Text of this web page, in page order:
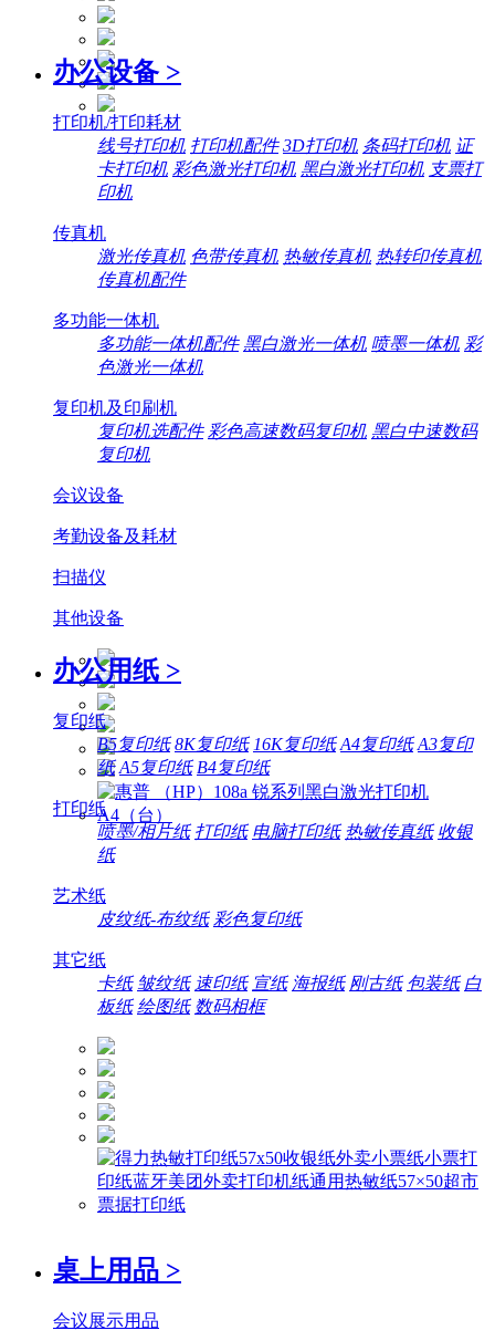
办公设备 >
打印机/打印耗材
线号打印机 打印机配件 3D打印机 条码打印机 证
卡打印机 彩色激光打印机 黑白激光打印机 支票打
印机
传真机
激光传真机 色带传真机 热敏传真机 热转印传真机
传真机配件
多功能一体机
多功能一体机配件 黑白激光一体机 喷墨一体机 彩
色激光一体机
复印机及印刷机
复印机选配件 彩色高速数码复印机 黑白中速数码
复印机
会议设备
考勤设备及耗材
扫描仪
其他设备
办公用纸 >
复印纸
B5复印纸 8K复印纸 16K复印纸 A4复印纸 A3复印
纸 A5复印纸 B4复印纸
打印纸
喷墨/相片纸 打印纸 电脑打印纸 热敏传真纸 收银
纸
艺术纸
皮纹纸-布纹纸 彩色复印纸
其它纸
卡纸 皱纹纸 速印纸 宣纸 海报纸 刚古纸 包装纸 白
板纸 绘图纸 数码相框
桌上用品 >
会议展示用品